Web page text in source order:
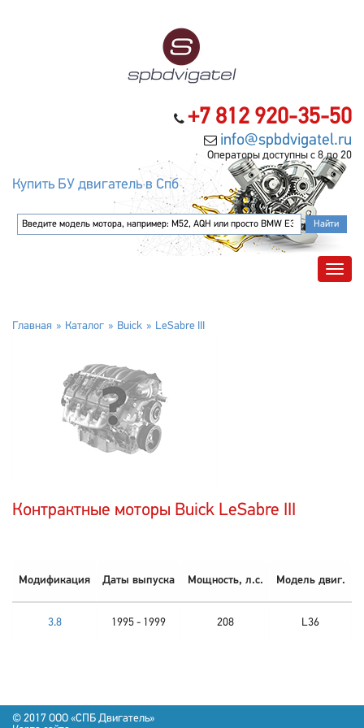
+7 812 920-35-50
info@spbdvigatel.ru
Операторы доступны с 8 до 20
Купить БУ двигатель в Спб
Главная Каталог Buick LeSabre III
Контрактные моторы Buick LeSabre III
Модификация Даты выпуска Мощность, л.с. Модель двиг.
3.8 1995 - 1999 208 L36
© 2017 OOO «СПБ Двигатель»